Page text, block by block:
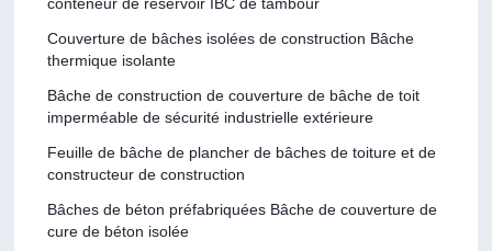
Couverture de bâches isolées de construction Bâche
thermique isolante
Bâche de construction de couverture de bâche de toit
imperméable de sécurité industrielle extérieure
Feuille de bâche de plancher de bâches de toiture et de
constructeur de construction
Bâches de béton préfabriquées Bâche de couverture de
cure de béton isolée